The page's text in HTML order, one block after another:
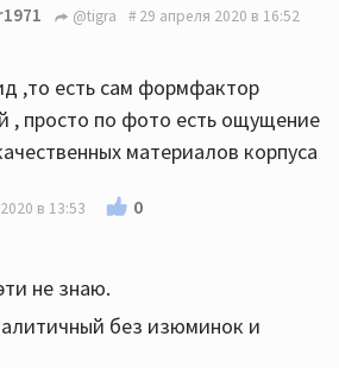
@tigra 29 апреля 2020 в 16:52
,то есть сам формфактор
, просто по фото есть ощущение
материалов корпуса
в 13:53 0
не знаю.
без изюминок и